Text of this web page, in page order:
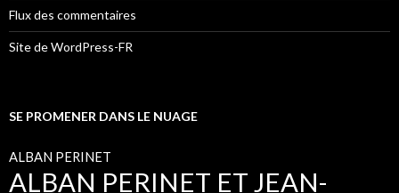
Flux des commentaires
Site de WordPress-FR
SE PROMENER DANS LE NUAGE
ALBAN PERINET
ALBAN PERINET ET JEAN-